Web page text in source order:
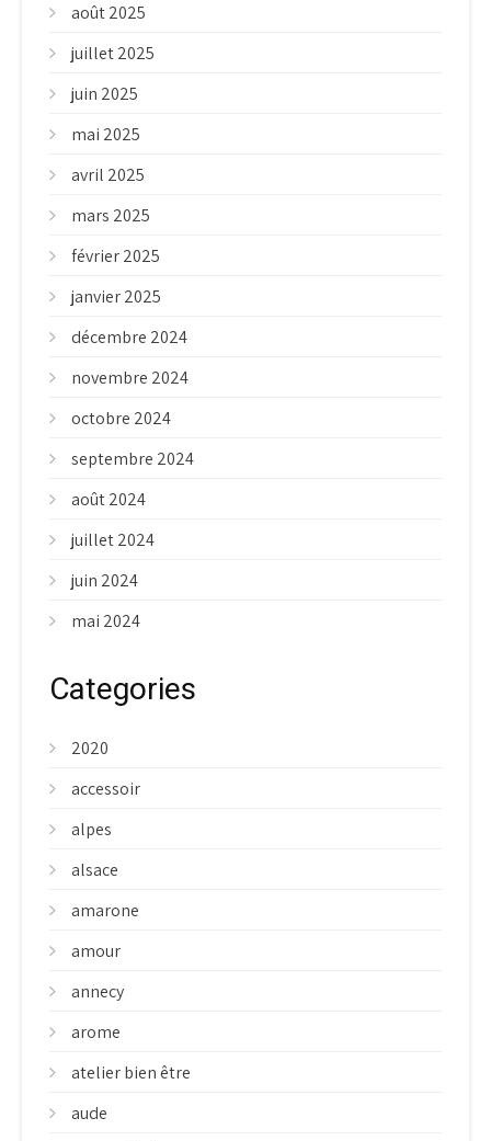
août 2025
juillet 2025
juin 2025
mai 2025
avril 2025
mars 2025
février 2025
janvier 2025
décembre 2024
novembre 2024
octobre 2024
septembre 2024
août 2024
juillet 2024
juin 2024
mai 2024
Categories
2020
accessoir
alpes
alsace
amarone
amour
annecy
arome
atelier bien être
aude